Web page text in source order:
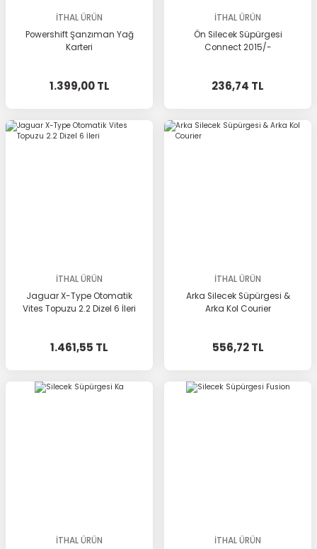
İTHAL ÜRÜN
Powershift Şanzıman Yağ
Karteri
1.399,00 TL
İTHAL ÜRÜN
Ön Silecek Süpürgesi
Connect 2015/-
236,74 TL
İTHAL ÜRÜN
Jaguar X-Type Otomatik
Vites Topuzu 2.2 Dizel 6 İleri
1.461,55 TL
İTHAL ÜRÜN
Arka Silecek Süpürgesi &
Arka Kol Courier
556,72 TL
İTHAL ÜRÜN
İTHAL ÜRÜN